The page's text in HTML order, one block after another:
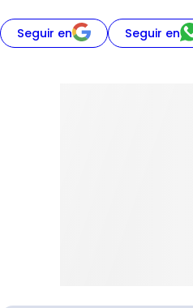
Seguir en Seguir en